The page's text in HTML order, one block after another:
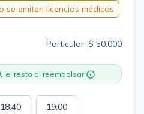
comprender su
disponibles y la
médicas
su salud ocular.
se emiten licencias médicas
Particular: $ 50.000
el resto al reembolsar
18:40 19:00